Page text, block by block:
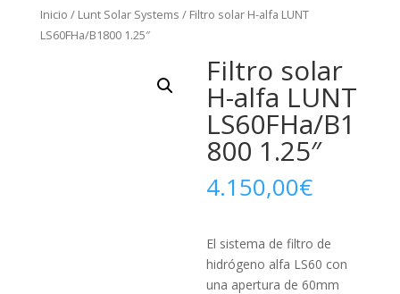
Inicio / Lunt Solar Systems / Filtro solar H-alfa LUNT
LS60FHa/B1800 1.25″
Filtro solar
H-alfa LUNT
LS60FHa/B1
800 1.25″
4.150,00€
El sistema de filtro de
hidrógeno alfa LS60 con
una apertura de 60mm